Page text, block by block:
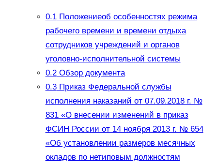
0.1Положениеоб особенностях режима
рабочего времени и времени отдыха
сотрудников учреждений и органов
уголовно-исполнительной системы
0.2Обзор документа
0.3Приказ Федеральной службы
исполнения наказаний от 07.09.2018 г. №
831 «О внесении изменений в приказ
ФСИН России от 14 ноября 2013 г. № 654
«Об установлении размеров месячных
окладов по нетиповым должностям